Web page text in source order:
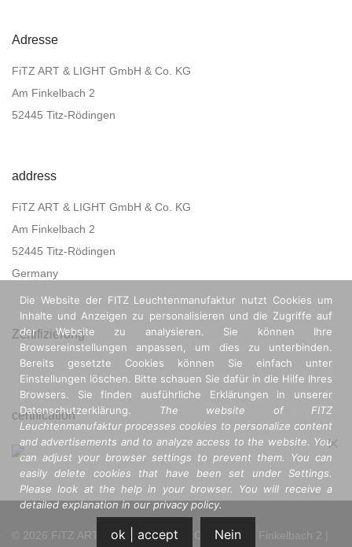
Adresse
FiTZ ART & LIGHT GmbH & Co. KG
Am Finkelbach 2
52445 Titz-Rödingen
address
FiTZ ART & LIGHT GmbH & Co. KG
Am Finkelbach 2
52445 Titz-Rödingen
Germany
Zertifizierung
certification
2026 FiTZ ART & LIGHT GmbH & Co. KG | Am Finkelbach 2 |
Die Website der FITZ Leuchtenmanufaktur nutzt Cookies um
Inhalte und Anzeigen zu personalisieren und die Zugriffe auf
der Website zu analysieren. Sie können Ihre
Browsereinstellungen anpassen, um dies zu unterbinden.
Bereits gesetzte Cookies können Sie einfach unter
Einstellungen löschen. Bitte schauen Sie dafür in die Hilfe Ihres
Browsers. Sie finden ausführliche Erklärungen in unserer
Datenschutzerklärung. The website of FITZ
Leuchtenmanufaktur processes cookies to personalize content
and advertisements and to analyze access to the website. You
can adjust your browser settings to prevent them. You can
easily delete cookies that have been set under Settings.
Please look at the help in your browser. You will receive a
detailed explanation in our privacy policy.
ok | accept Nein